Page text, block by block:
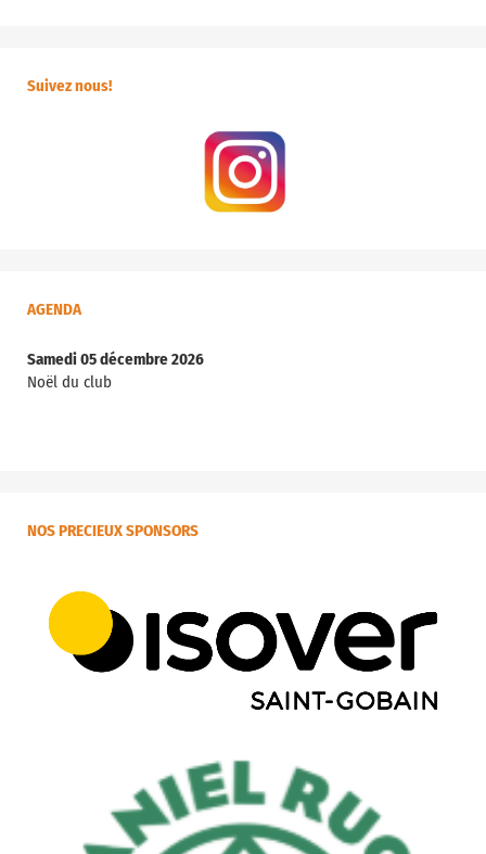
Suivez nous!
AGENDA
Samedi 05 décembre 2026
Noël du club
NOS PRECIEUX SPONSORS